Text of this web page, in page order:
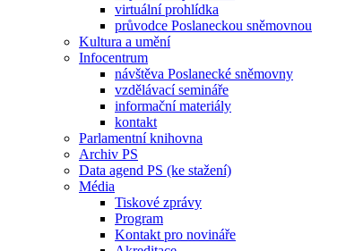
virtuální prohlídka
průvodce Poslaneckou sněmovnou
Kultura a umění
Infocentrum
návštěva Poslanecké sněmovny
vzdělávací semináře
informační materiály
kontakt
Parlamentní knihovna
Archiv PS
Data agend PS (ke stažení)
Média
Tiskové zprávy
Program
Kontakt pro novináře